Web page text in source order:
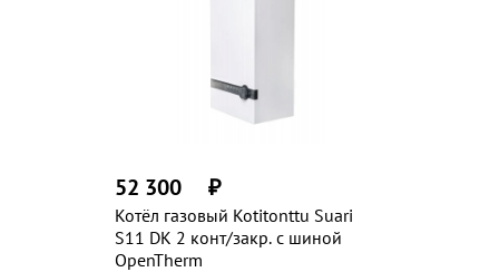
Котёл газовый Kotitonttu Suari
S11 DK 2 конт/закр. с шиной
OpenTherm
52 300 ₽